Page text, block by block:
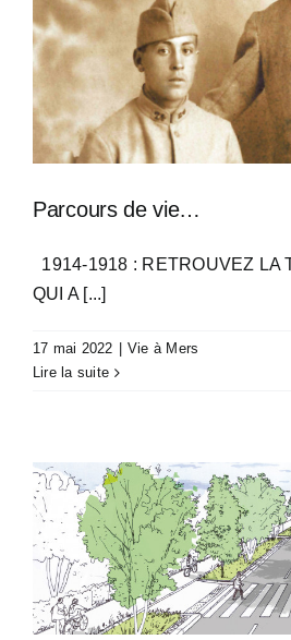
Parcours de vie…
1914-1918 : RETROUVEZ LA
QUI A [...]
17 mai 2022
Vie à Mers
Lire la suite